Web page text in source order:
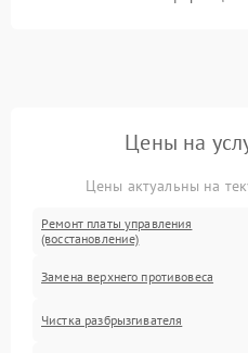
Цены на
Цены актуальны на
Ремонт платы управления
(восстановление)
Замена верхнего противовеса
Чистка разбрызгивателя